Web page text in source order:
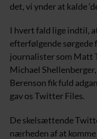
det, vi ynder at kalde
I hvert fald lige indtil,
efterfølgende
journalister som Matt
Michael
Berenson fik fuld
gav os Twitter Files.
De skelsættende
nærheden af at